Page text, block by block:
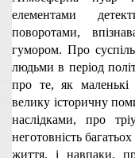
елементами
поворотами,
гумором. Про
людьми в період
про те, як
велику історичну
наслідками, про
неготовність
життя, і навпаки,